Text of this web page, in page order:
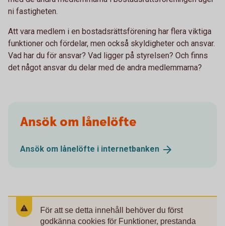
ni fastigheten.
Att vara medlem i en bostadsrättsförening har flera viktiga
funktioner och fördelar, men också skyldigheter och ansvar.
Vad har du för ansvar? Vad ligger på styrelsen? Och finns
det något ansvar du delar med de andra medlemmarna?
Ansök om lånelöfte
Ansök om lånelöfte i internetbanken
För att se detta innehåll behöver du först
godkänna cookies för Funktioner, prestanda